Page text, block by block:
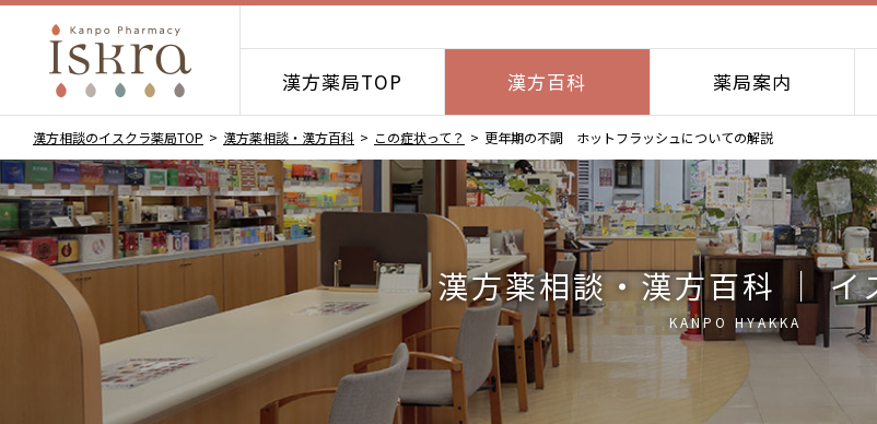
漢方薬局TOP 漢方百科 薬局案内
漢方相談のイスクラ薬局TOP 漢方薬相談・漢方百科 この症状って？ 更年期の不調 ホットフラッシュについての解説
漢方薬相談・漢方百科 ｜ イ
KANPO HYAKKA